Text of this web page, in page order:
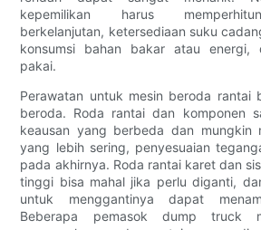
kepemilikan harus
berkelanjutan, ketersediaan suku
konsumsi bahan bakar atau energi,
pakai.
Perawatan untuk mesin beroda rantai
beroda. Roda rantai dan komponen
keausan yang berbeda dan mungkin
yang lebih sering, penyesuaian
pada akhirnya. Roda rantai karet dan
tinggi bisa mahal jika perlu diganti,
untuk menggantinya dapat
Beberapa pemasok dump truck